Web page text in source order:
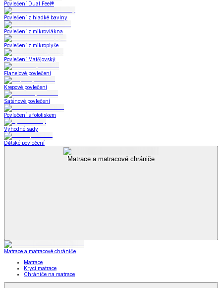
Povlečení Dual Feel®
Povlečení z hladké bavlny
Povlečení z mikrovlákna
Povlečení z mikroplyše
Povlečení Matějovský
Flanelové povlečení
Krepové povlečení
Saténové povlečení
Povlečení s fototiskem
Výhodné sady
Dětské povlečení
Matrace a matracové chrániče
Matrace a matracové chrániče
Matrace
Krycí matrace
Chrániče na matrace